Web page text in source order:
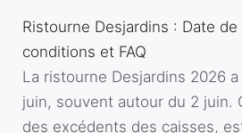
Ristourne Desjardins : Date
conditions et FAQ
La ristourne Desjardins 2026
juin, souvent autour du 2 juin.
des excédents des caisses,